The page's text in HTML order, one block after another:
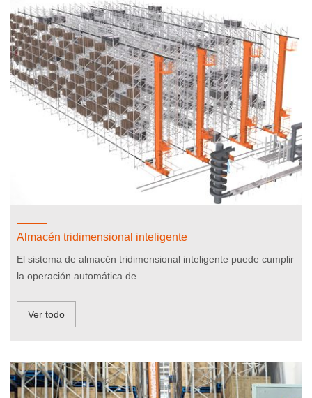
Almacén tridimensional inteligente
El sistema de almacén tridimensional inteligente puede cumplir
la operación automática de……
Ver todo